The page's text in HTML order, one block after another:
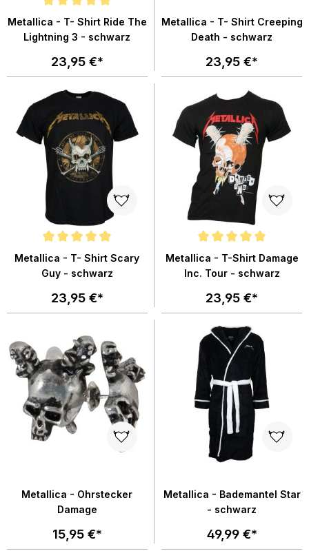
Durchschnittliche Bewertung von 5 von 5 Sternen
Metallica - T- Shirt Ride The
Lightning 3 - schwarz
23,95 €*
Metallica - T- Shirt Creeping
Death - schwarz
23,95 €*
Durchschnittliche Bewertung von 5 von 5 Sternen
Metallica - T- Shirt Scary
Guy - schwarz
23,95 €*
Durchschnittliche Bewertung
Metallica - T-Shirt Damage
Inc. Tour - schwarz
23,95 €*
Metallica - Ohrstecker
Damage
15,95 €*
Metallica - Bademantel Star
- schwarz
49,99 €*